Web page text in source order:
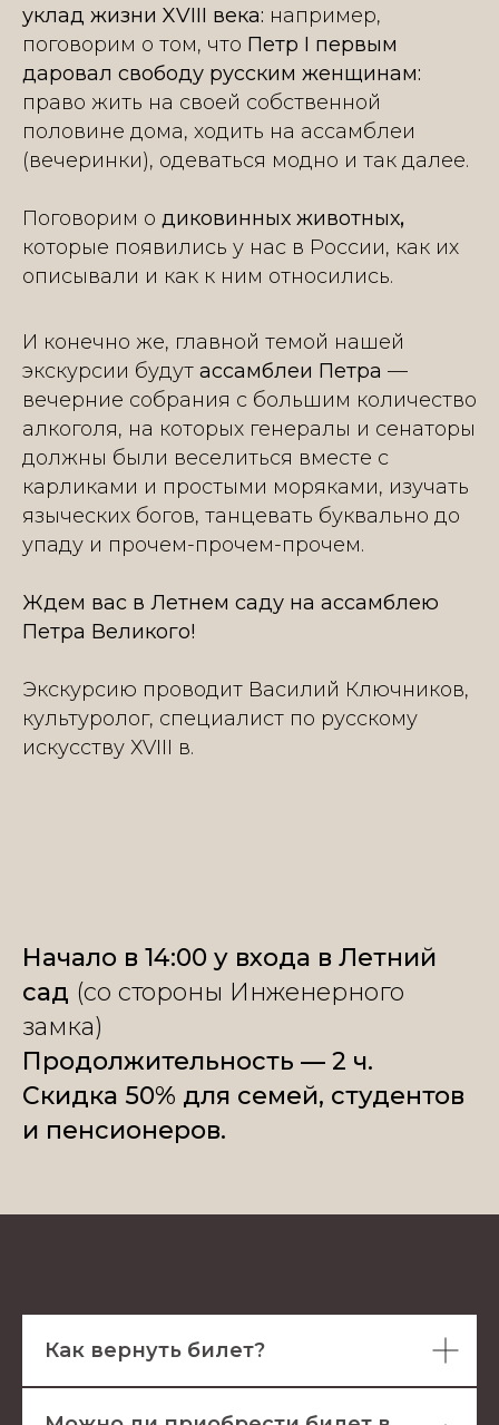
уклад жизни XVIII века: например,
поговорим о том, что Петр I первым
даровал свободу русским женщинам:
право жить на своей собственной
половине дома, ходить на ассамблеи
(вечеринки), одеваться модно и так далее.
Поговорим о диковинных животных,
которые появились у нас в России, как их
описывали и как к ним относились.
И конечно же, главной темой нашей
экскурсии будут ассамблеи Петра —
вечерние собрания с большим количество
алкоголя, на которых генералы и сенаторы
должны были веселиться вместе с
карликами и простыми моряками, изучать
языческих богов, танцевать буквально до
упаду и прочем-прочем-прочем.
Ждем вас в Летнем саду на ассамблею
Петра Великого!
Экскурсию проводит Василий Ключников,
культуролог, специалист по русскому
искусству ХVIII в.
Начало в 14:00 у входа в Летний
сад (со стороны Инженерного
замка)
Продолжительность — 2 ч.
Скидка 50% для семей, студентов
и пенсионеров.
Как вернуть билет?